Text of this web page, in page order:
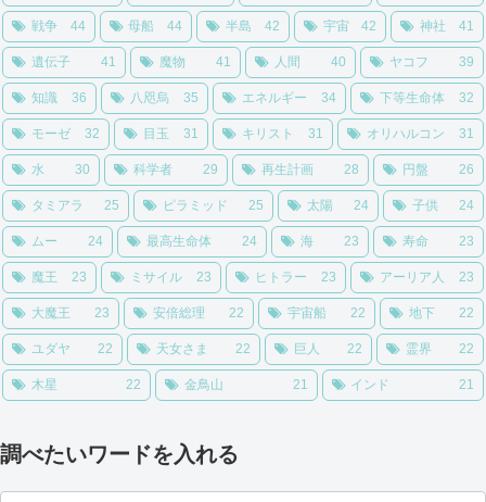
戦争 44 母船 44 半島 42 宇宙 42 神社 41
遺伝子 41 魔物 41 人間 40 ヤコフ 39
知識 36 八咫烏 35 エネルギー 34 下等生命体 32
モーゼ 32 目玉 31 キリスト 31 オリハルコン 31
水 30 科学者 29 再生計画 28 円盤 26
タミアラ 25 ピラミッド 25 太陽 24 子供 24
ムー 24 最高生命体 24 海 23 寿命 23
魔王 23 ミサイル 23 ヒトラー 23 アーリア人 23
大魔王 23 安倍総理 22 宇宙船 22 地下 22
ユダヤ 22 天女さま 22 巨人 22 霊界 22
木星 22 金鳥山 21 インド 21
調べたいワードを入れる